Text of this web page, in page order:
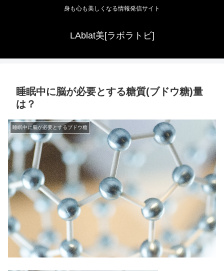
身も心も美しくなる情報発信サイト
LAblat美[ラボラトビ]
睡眠中に脳が必要とする糖質(ブドウ糖)量
は？
睡眠中に脳が必要とするブドウ糖